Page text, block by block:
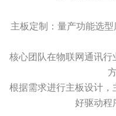
主板定制：量产功能选
核心团队在物联网通讯行
根据需求进行主板设计
好驱动程